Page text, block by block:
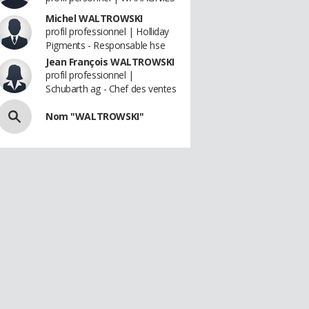
Michel WALTROWSKI
profil professionnel | Holliday
Pigments - Responsable hse
Jean François WALTROWSKI
profil professionnel |
Schubarth ag - Chef des ventes
Nom "WALTROWSKI"